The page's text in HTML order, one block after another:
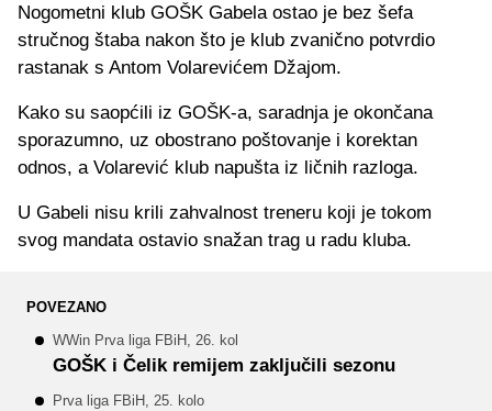
Nogometni klub GOŠK Gabela ostao je bez šefa
stručnog štaba nakon što je klub zvanično potvrdio
rastanak s Antom Volarevićem Džajom.
Kako su saopćili iz GOŠK-a, saradnja je okončana
sporazumno, uz obostrano poštovanje i korektan
odnos, a Volarević klub napušta iz ličnih razloga.
U Gabeli nisu krili zahvalnost treneru koji je tokom
svog mandata ostavio snažan trag u radu kluba.
POVEZANO
WWin Prva liga FBiH, 26. kol
GOŠK i Čelik remijem zaključili sezonu
Prva liga FBiH, 25. kolo